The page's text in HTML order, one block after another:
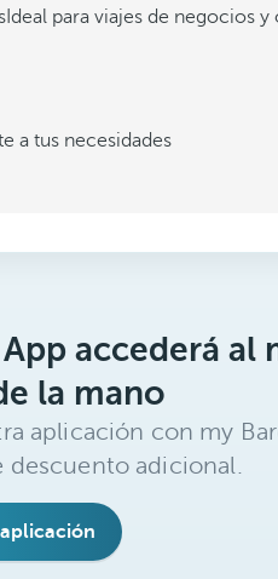
Ideal para viajes de negocios y
a tus necesidades
accederá al
la mano
aplicación con my
descuento adicional.